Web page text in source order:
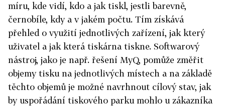
míru, kde vidí, kdo a jak tiskl, jestli barevně,
černobíle, kdy a v jakém počtu. Tím získává
přehled o využití jednotlivých zařízení, jak který
uživatel a jak která tiskárna tiskne. Softwarový
nástroj, jako je např. řešení MyQ, pomůže změřit
objemy tisku na jednotlivých místech a na základě
těchto objemů je možné navrhnout cílový stav, jak
by uspořádání tiskového parku mohlo u zákazníka